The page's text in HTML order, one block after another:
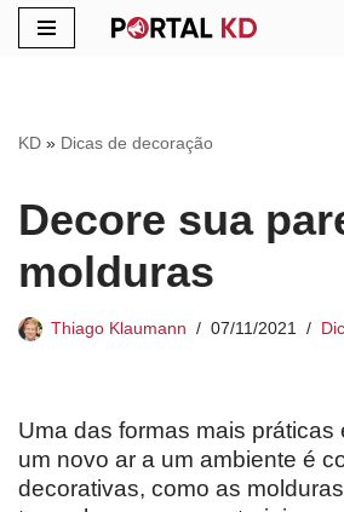
conteúdo
KD » Dicas de decoração
Decore sua
molduras
Thiago Klaumann 07/11/2021
Uma das formas mais práticas
um novo ar a um ambiente é
decorativas, como as